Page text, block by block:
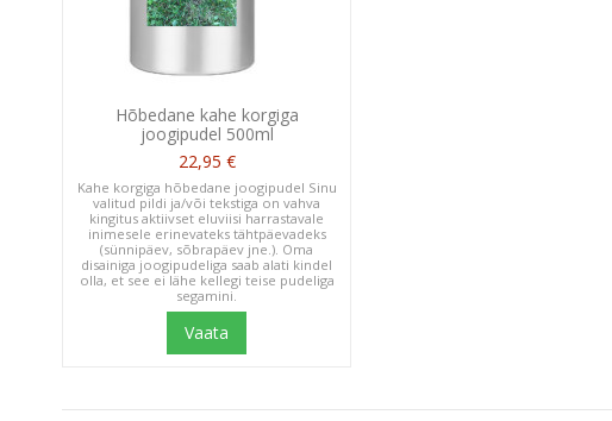
Hõbedane kahe korgiga
joogipudel 500ml
22,95 €
Kahe korgiga hõbedane joogipudel Sinu
valitud pildi ja/või tekstiga on vahva
kingitus aktiivset eluviisi harrastavale
inimesele erinevateks tähtpäevadeks
(sünnipäev, sõbrapäev jne.). Oma
disainiga joogipudeliga saab alati kindel
olla, et see ei lähe kellegi teise pudeliga
segamini.
Vaata